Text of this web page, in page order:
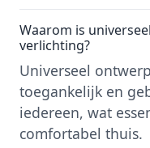
Waarom is
verlichting?
Universeel
toegankelijk en
iedereen, wat
comfortabel thuis.